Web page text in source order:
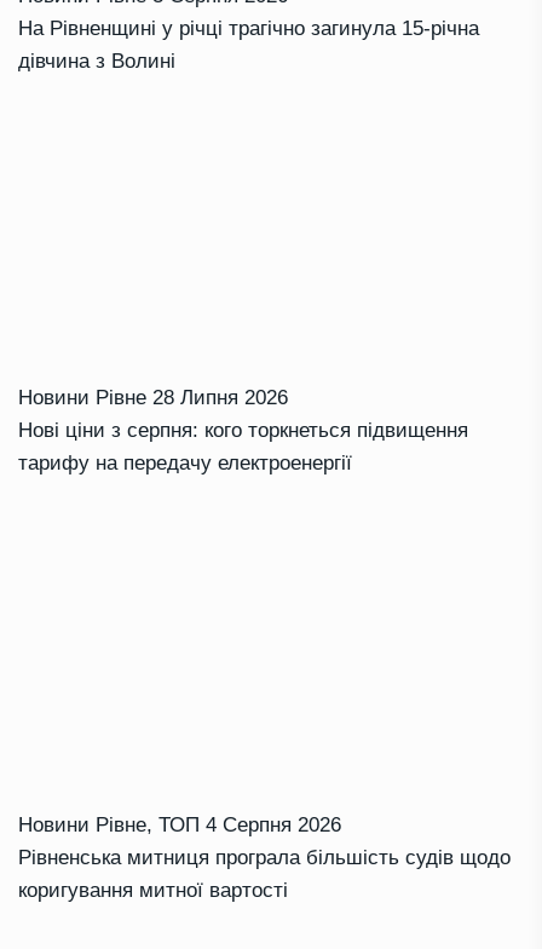
На Рівненщині у річці трагічно загинула 15-річна
дівчина з Волині
Новини Рівне 28 Липня 2026
Нові ціни з серпня: кого торкнеться підвищення
тарифу на передачу електроенергії
Новини Рівне, ТОП 4 Серпня 2026
Рівненська митниця програла більшість судів щодо
коригування митної вартості